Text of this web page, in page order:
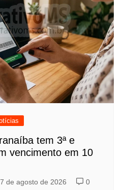
tem 3ª e
vencimento em 10
7 de agosto de 2026 0